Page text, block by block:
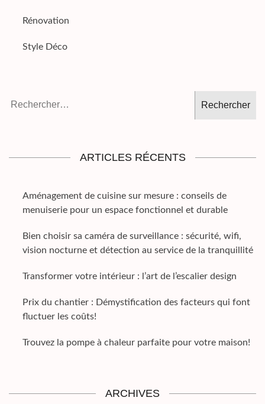
Rénovation
Style Déco
ARTICLES RÉCENTS
Aménagement de cuisine sur mesure : conseils de
menuiserie pour un espace fonctionnel et durable
Bien choisir sa caméra de surveillance : sécurité, wifi,
vision nocturne et détection au service de la tranquillité
Transformer votre intérieur : l’art de l’escalier design
Prix du chantier : Démystification des facteurs qui font
fluctuer les coûts!
Trouvez la pompe à chaleur parfaite pour votre maison!
ARCHIVES